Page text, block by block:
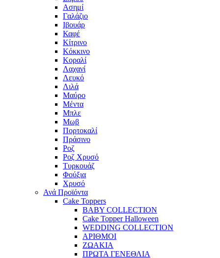
Ασημί
Γαλάζιο
Ιβουάρ
Καφέ
Κίτρινο
Κόκκινο
Κοραλί
Λαχανί
Λευκό
Λιλά
Μαύρο
Μέντα
Μπλε
Μωβ
Πορτοκαλί
Πράσινο
Ροζ
Ροζ Χρυσό
Τυρκουάζ
Φούξια
Χρυσό
Ανά Προϊόντα
Cake Toppers
BABY COLLECTION
Cake Topper Halloween
WEDDING COLLECTION
ΑΡΙΘΜΟΙ
ΖΩΑΚΙΑ
ΠΡΩΤΑ ΓΕΝΕΘΛΙΑ